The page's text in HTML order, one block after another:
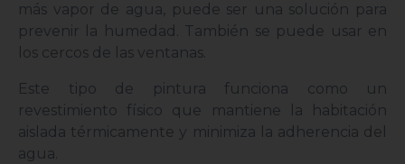
más vapor de agua, puede ser una solución para
prevenir la humedad. También se puede usar en
los cercos de las ventanas.
Este tipo de pintura funciona como un
revestimiento físico que mantiene la habitación
aislada térmicamente y minimiza la adherencia del
agua.